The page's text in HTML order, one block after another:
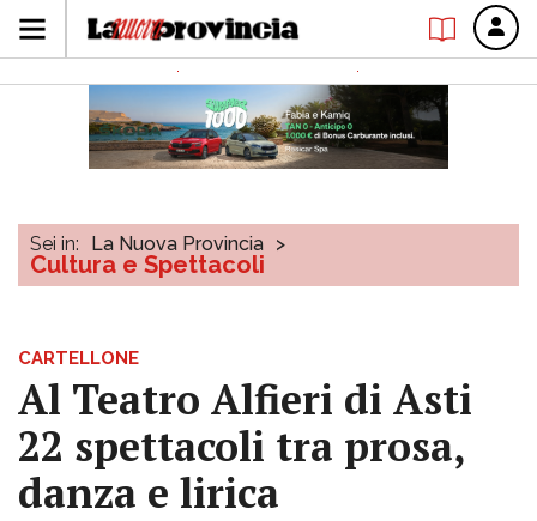
Sei in: La Nuova Provincia >
Cultura e Spettacoli
CARTELLONE
Al Teatro Alfieri di Asti
22 spettacoli tra prosa,
danza e lirica